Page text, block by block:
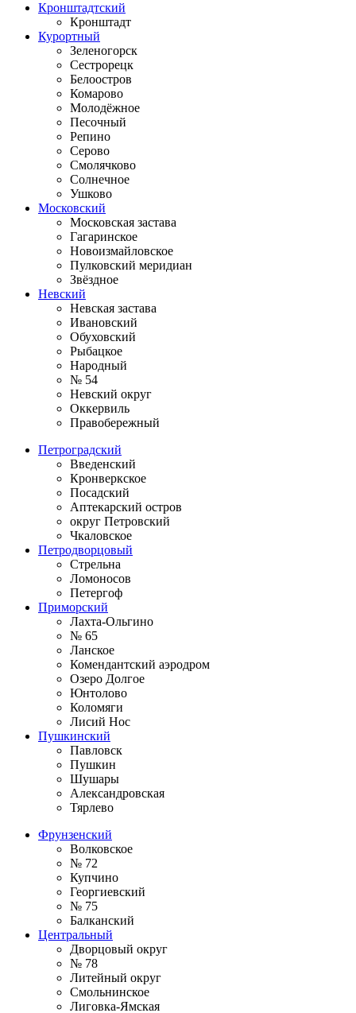
Кронштадтский
Кронштадт
Курортный
Зеленогорск
Сестрорецк
Белоостров
Комарово
Молодёжное
Песочный
Репино
Серово
Смолячково
Солнечное
Ушково
Московский
Московская застава
Гагаринское
Новоизмайловское
Пулковский меридиан
Звёздное
Невский
Невская застава
Ивановский
Обуховский
Рыбацкое
Народный
№ 54
Невский округ
Оккервиль
Правобережный
Петроградский
Введенский
Кронверкское
Посадский
Аптекарский остров
округ Петровский
Чкаловское
Петродворцовый
Стрельна
Ломоносов
Петергоф
Приморский
Лахта-Ольгино
№ 65
Ланское
Комендантский аэродром
Озеро Долгое
Юнтолово
Коломяги
Лисий Нос
Пушкинский
Павловск
Пушкин
Шушары
Александровская
Тярлево
Фрунзенский
Волковское
№ 72
Купчино
Георгиевский
№ 75
Балканский
Центральный
Дворцовый округ
№ 78
Литейный округ
Смольнинское
Лиговка-Ямская